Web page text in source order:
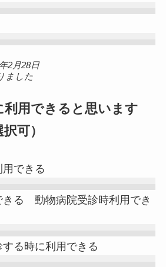
2月28日
ました
利用できると思います
可）
できる
きる 動物病院受診時利用でき
る時に利用できる